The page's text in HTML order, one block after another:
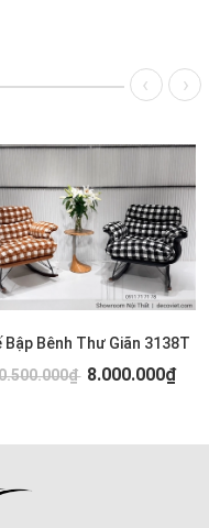
Bập Bênh Thư Giãn 3138T
8.000.000₫